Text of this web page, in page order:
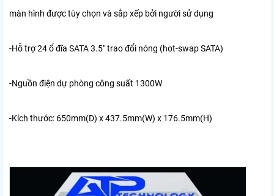
màn hình được tùy chọn và sắp xếp bởi người sử dụng
-Hỗ trợ 24 ổ đĩa SATA 3.5" trao đổi nóng (hot-swap SATA)
-Nguồn điện dự phòng công suất 1300W
-Kích thước: 650mm(D) x 437.5mm(W) x 176.5mm(H)